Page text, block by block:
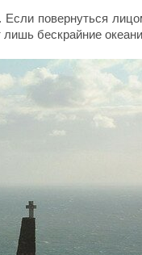
повернуться
бескрайние